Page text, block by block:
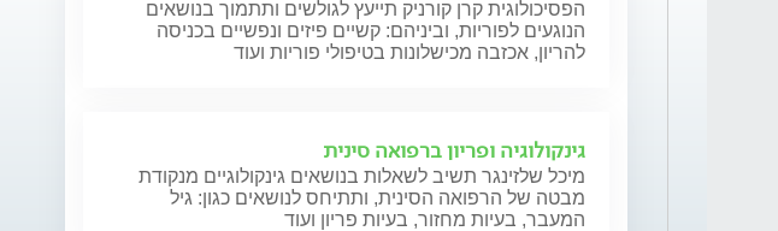
הפסיכולוגית קרן קורניק תייעץ לגולשים ותתמוך בנושאים
הנוגעים לפוריות, וביניהם: קשיים פיזים ונפשיים בכניסה
להריון, אכזבה מכישלונות בטיפולי פוריות ועוד
גינקולוגיה ופריון ברפואה סינית
מיכל שלזינגר תשיב לשאלות בנושאים גינקולוגיים מנקודת
מבטה של הרפואה הסינית, ותתיחס לנושאים כגון: גיל
המעבר, בעיות מחזור, בעיות פריון ועוד